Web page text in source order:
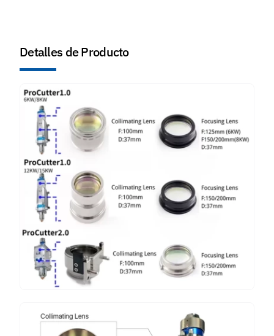
Detalles de Producto